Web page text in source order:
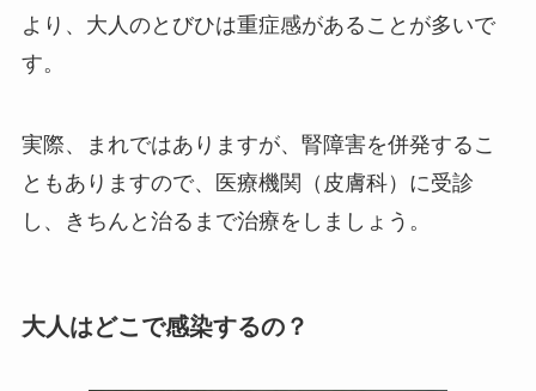
より、 大人のとびひは重症感があることが多いで
す。
実際、まれではありますが、腎障害を併発するこ
ともありますので、医療機関（皮膚科）に受診
し、きちんと治るまで治療をしましょう。
大人はどこで感染するの？